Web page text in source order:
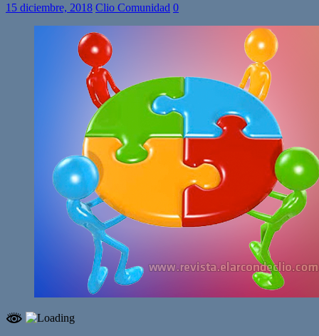
15 diciembre, 2018 Clio Comunidad 0